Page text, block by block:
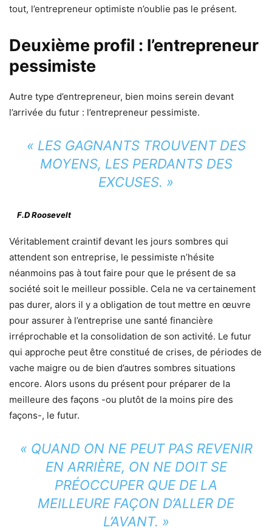
tout, l’entrepreneur optimiste n’oublie pas le présent.
Deuxième profil : l’entrepreneur
pessimiste
Autre type d’entrepreneur, bien moins serein devant
l’arrivée du futur : l’entrepreneur pessimiste.
« LES GAGNANTS TROUVENT DES
MOYENS, LES PERDANTS DES
EXCUSES. »
F.D Roosevelt
Véritablement craintif devant les jours sombres qui
attendent son entreprise, le pessimiste n’hésite
néanmoins pas à tout faire pour que le présent de sa
société soit le meilleur possible. Cela ne va certainement
pas durer, alors il y a obligation de tout mettre en œuvre
pour assurer à l’entreprise une santé financière
irréprochable et la consolidation de son activité. Le futur
qui approche peut être constitué de crises, de périodes de
vache maigre ou de bien d’autres sombres situations
encore. Alors usons du présent pour préparer de la
meilleure des façons -ou plutôt de la moins pire des
façons-, le futur.
« QUAND ON NE PEUT PAS REVENIR
EN ARRIÈRE, ON NE DOIT SE
PRÉOCCUPER QUE DE LA
MEILLEURE FAÇON D’ALLER DE
L’AVANT. »